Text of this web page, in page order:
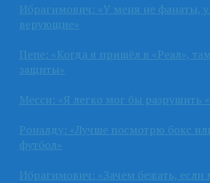
Ибрагимович: «У меня не фанаты,
верующие»
Пепе: «Когда я пришёл в «Реал»,
защиты»
Месси: «Я легко мог бы разрушить
Роналду: «Лучше посмотрю бокс
футбол»
Ибрагимович: «Зачем бежать, если